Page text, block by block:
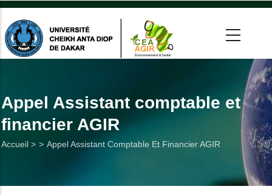
Aller
contenu
principal
Appel Assistant comptable et
financier AGIR
Fil
Accueil > Appel Assistant Comptable Et Financier AGIR